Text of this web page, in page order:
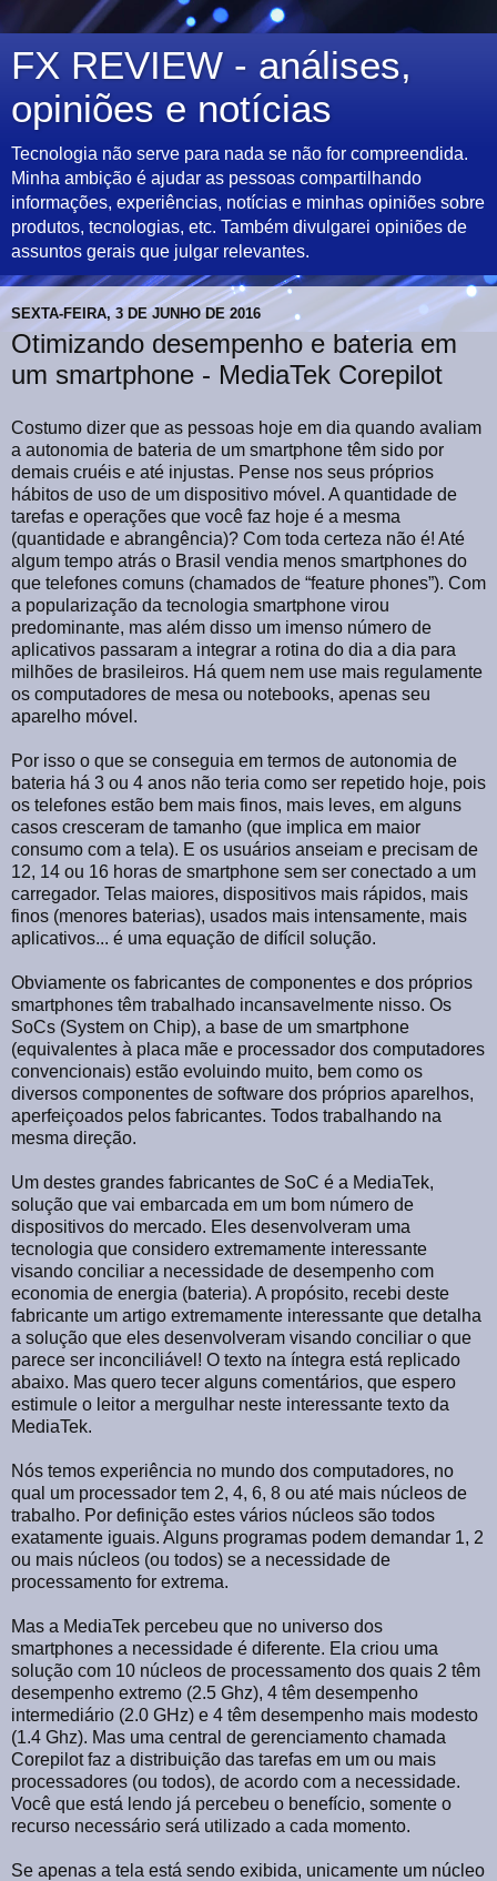
FX REVIEW - análises,
opiniões e notícias
Tecnologia não serve para nada se não for compreendida.
Minha ambição é ajudar as pessoas compartilhando
informações, experiências, notícias e minhas opiniões sobre
produtos, tecnologias, etc. Também divulgarei opiniões de
assuntos gerais que julgar relevantes.
SEXTA-FEIRA, 3 DE JUNHO DE 2016
Otimizando desempenho e bateria em
um smartphone - MediaTek Corepilot
Costumo dizer que as pessoas hoje em dia quando avaliam
a autonomia de bateria de um smartphone têm sido por
demais cruéis e até injustas. Pense nos seus próprios
hábitos de uso de um dispositivo móvel. A quantidade de
tarefas e operações que você faz hoje é a mesma
(quantidade e abrangência)? Com toda certeza não é! Até
algum tempo atrás o Brasil vendia menos smartphones do
que telefones comuns (chamados de “feature phones”). Com
a popularização da tecnologia smartphone virou
predominante, mas além disso um imenso número de
aplicativos passaram a integrar a rotina do dia a dia para
milhões de brasileiros. Há quem nem use mais regulamente
os computadores de mesa ou notebooks, apenas seu
aparelho móvel.
Por isso o que se conseguia em termos de autonomia de
bateria há 3 ou 4 anos não teria como ser repetido hoje, pois
os telefones estão bem mais finos, mais leves, em alguns
casos cresceram de tamanho (que implica em maior
consumo com a tela). E os usuários anseiam e precisam de
12, 14 ou 16 horas de smartphone sem ser conectado a um
carregador. Telas maiores, dispositivos mais rápidos, mais
finos (menores baterias), usados mais intensamente, mais
aplicativos... é uma equação de difícil solução.
Obviamente os fabricantes de componentes e dos próprios
smartphones têm trabalhado incansavelmente nisso. Os
SoCs (System on Chip), a base de um smartphone
(equivalentes à placa mãe e processador dos computadores
convencionais) estão evoluindo muito, bem como os
diversos componentes de software dos próprios aparelhos,
aperfeiçoados pelos fabricantes. Todos trabalhando na
mesma direção.
Um destes grandes fabricantes de SoC é a MediaTek,
solução que vai embarcada em um bom número de
dispositivos do mercado. Eles desenvolveram uma
tecnologia que considero extremamente interessante
visando conciliar a necessidade de desempenho com
economia de energia (bateria). A propósito, recebi deste
fabricante um artigo extremamente interessante que detalha
a solução que eles desenvolveram visando conciliar o que
parece ser inconciliável! O texto na íntegra está replicado
abaixo. Mas quero tecer alguns comentários, que espero
estimule o leitor a mergulhar neste interessante texto da
MediaTek.
Nós temos experiência no mundo dos computadores, no
qual um processador tem 2, 4, 6, 8 ou até mais núcleos de
trabalho. Por definição estes vários núcleos são todos
exatamente iguais. Alguns programas podem demandar 1, 2
ou mais núcleos (ou todos) se a necessidade de
processamento for extrema.
Mas a MediaTek percebeu que no universo dos
smartphones a necessidade é diferente. Ela criou uma
solução com 10 núcleos de processamento dos quais 2 têm
desempenho extremo (2.5 Ghz), 4 têm desempenho
intermediário (2.0 GHz) e 4 têm desempenho mais modesto
(1.4 Ghz). Mas uma central de gerenciamento chamada
Corepilot faz a distribuição das tarefas em um ou mais
processadores (ou todos), de acordo com a necessidade.
Você que está lendo já percebeu o benefício, somente o
recurso necessário será utilizado a cada momento.
Se apenas a tela está sendo exibida, unicamente um núcleo